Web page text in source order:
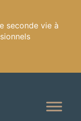
seconde vie à